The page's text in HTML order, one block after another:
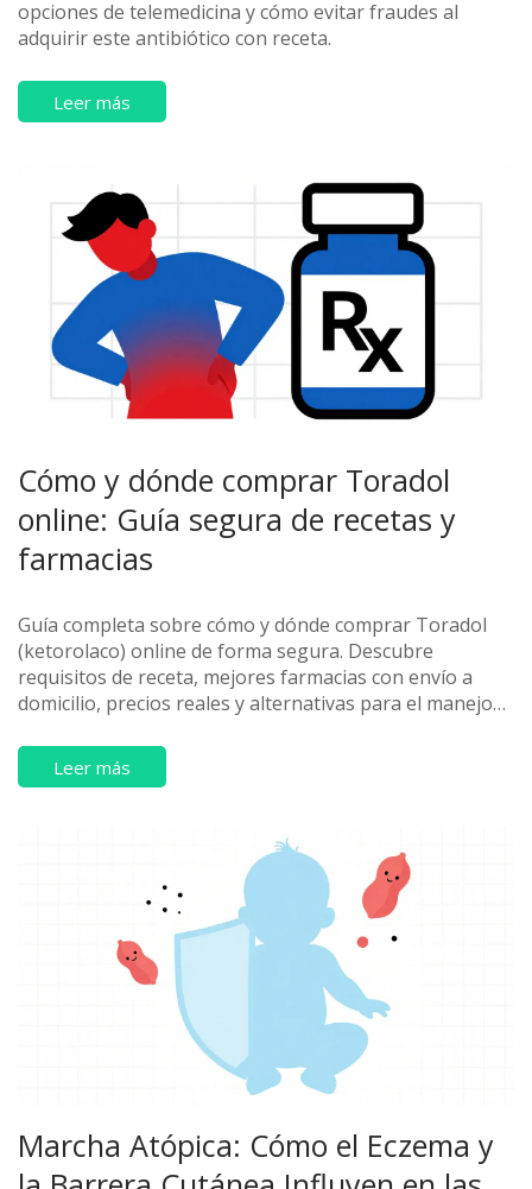
opciones de telemedicina y cómo evitar fraudes al
adquirir este antibiótico con receta.
Leer más
Cómo y dónde comprar Toradol
online: Guía segura de recetas y
farmacias
Guía completa sobre cómo y dónde comprar Toradol
(ketorolaco) online de forma segura. Descubre
requisitos de receta, mejores farmacias con envío a
domicilio, precios reales y alternativas para el manejo
Leer más
Marcha Atópica: Cómo el Eczema y